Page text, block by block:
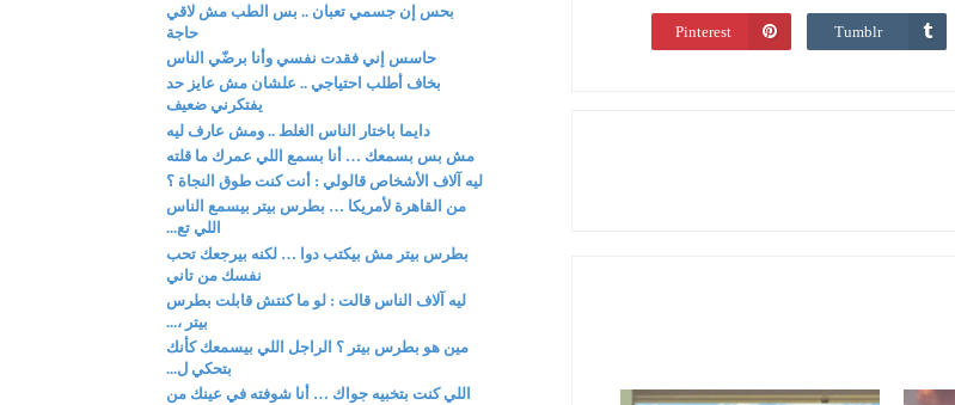
Tumblr
Pinterest
بحس إن جسمي تعبان .. بس الطب مش لاقي
حاجة
حاسس إني فقدت نفسي وأنا برضّي الناس
بخاف أطلب احتياجي .. علشان مش عايز حد
يفتكرني ضعيف
دايما باختار الناس الغلط .. ومش عارف ليه
مش بس بسمعك … أنا بسمع اللي عمرك ما قلته
ليه آلاف الأشخاص قالولي : أنت كنت طوق النجاة ؟
من القاهرة لأمريكا … بطرس بيتر بيسمع الناس
اللي تع...
بطرس بيتر مش بيكتب دوا … لكنه بيرجعك تحب
نفسك من تاني
ليه آلاف الناس قالت : لو ما كنتش قابلت بطرس
بيتر ،...
مين هو بطرس بيتر ؟ الراجل اللي بيسمعك كأنك
بتحكي ل...
اللي كنت بتخبيه جواك … أنا شوفته في عينك من